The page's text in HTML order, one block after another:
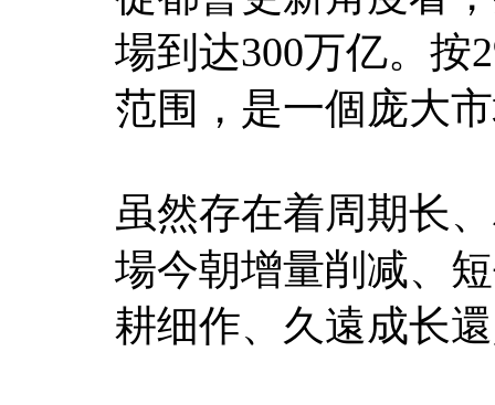
場到达300万亿。按
范围，是一個庞大
虽然存在着周期长
場今朝增量削减、
耕细作、久遠成长